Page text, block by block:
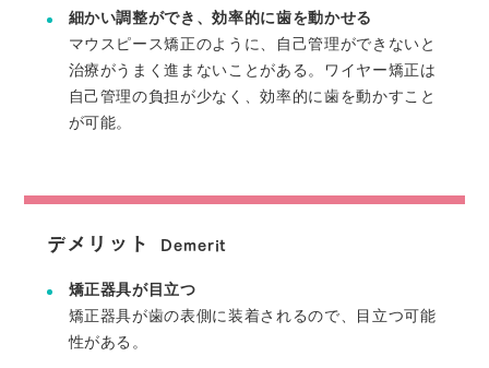
細かい調整ができ、効率的に歯を動かせる
マウスピース矯正のように、自己管理ができないと
治療がうまく進まないことがある。ワイヤー矯正は
自己管理の負担が少なく、効率的に歯を動かすこと
が可能。
デメリット Demerit
矯正器具が目立つ
矯正器具が歯の表側に装着されるので、目立つ可能
性がある。